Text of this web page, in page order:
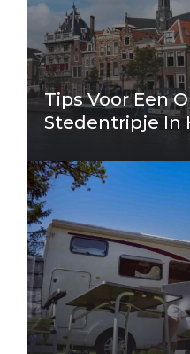
Tips Voor Een
Stedentripje In